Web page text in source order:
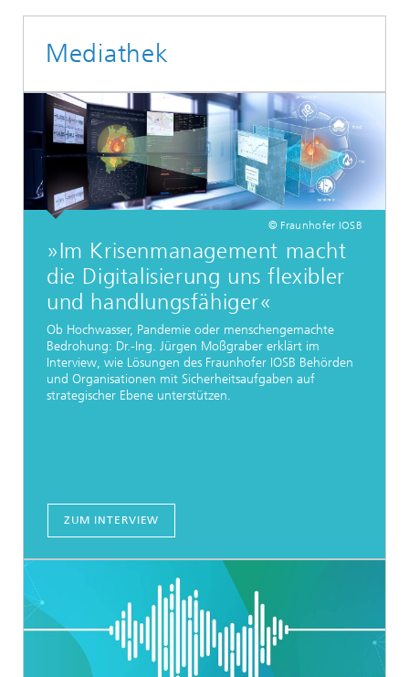
Mediathek
© Fraunhofer IOSB
»Im Krisenmanagement macht
die Digitalisierung uns flexibler
und handlungsfähiger«
Ob Hochwasser, Pandemie oder menschengemachte
Bedrohung: Dr.-Ing. Jürgen Moßgraber erklärt im
Interview, wie Lösungen des Fraunhofer IOSB Behörden
und Organisationen mit Sicherheitsaufgaben auf
strategischer Ebene unterstützen.
ZUM INTERVIEW